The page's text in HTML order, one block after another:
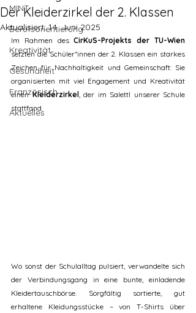
MINT
Berufsorientierung
Kreativität
Gesundheit
Französisch
Aktuelles
Der Kleiderzirkel der 2. Klassen
Aktualisiert:14. Juni 2025
Im Rahmen des CirKuS-Projekts der TU-Wien
setzten die Schüler*innen der 2. Klassen ein starkes
Zeichen für Nachhaltigkeit und Gemeinschaft: Sie
organisierten mit viel Engagement und Kreativität
einen Kleiderzirkel, der im Salettl unserer Schule
stattfand.
Wo sonst der Schulalltag pulsiert, verwandelte sich
der Verbindungsgang in eine bunte, einladende
Kleidertauschbörse. Sorgfältig sortierte, gut
erhaltene Kleidungsstücke – von T-Shirts über